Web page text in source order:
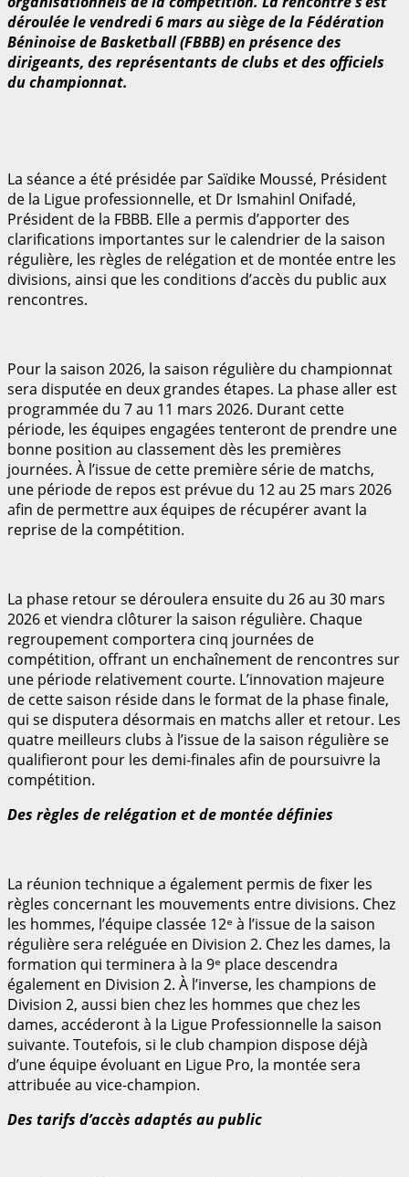
déroulée le vendredi 6 mars au siège de la Fédération
Béninoise de Basketball (FBBB) en présence des
dirigeants, des représentants de clubs et des officiels
du championnat.
La séance a été présidée par Saïdike Moussé, Président
de la Ligue professionnelle, et Dr Ismahinl Onifadé,
Président de la FBBB. Elle a permis d’apporter des
clarifications importantes sur le calendrier de la saison
régulière, les règles de relégation et de montée entre les
divisions, ainsi que les conditions d’accès du public aux
rencontres.
Pour la saison 2026, la saison régulière du championnat
sera disputée en deux grandes étapes. La phase aller est
programmée du 7 au 11 mars 2026. Durant cette
période, les équipes engagées tenteront de prendre une
bonne position au classement dès les premières
journées. À l’issue de cette première série de matchs,
une période de repos est prévue du 12 au 25 mars 2026
afin de permettre aux équipes de récupérer avant la
reprise de la compétition.
La phase retour se déroulera ensuite du 26 au 30 mars
2026 et viendra clôturer la saison régulière. Chaque
regroupement comportera cinq journées de
compétition, offrant un enchaînement de rencontres sur
une période relativement courte. L’innovation majeure
de cette saison réside dans le format de la phase finale,
qui se disputera désormais en matchs aller et retour. Les
quatre meilleurs clubs à l’issue de la saison régulière se
qualifieront pour les demi-finales afin de poursuivre la
compétition.
Des règles de relégation et de montée définies
La réunion technique a également permis de fixer les
règles concernant les mouvements entre divisions. Chez
les hommes, l’équipe classée 12ᵉ à l’issue de la saison
régulière sera reléguée en Division 2. Chez les dames, la
formation qui terminera à la 9ᵉ place descendra
également en Division 2. À l’inverse, les champions de
Division 2, aussi bien chez les hommes que chez les
dames, accéderont à la Ligue Professionnelle la saison
suivante. Toutefois, si le club champion dispose déjà
d’une équipe évoluant en Ligue Pro, la montée sera
attribuée au vice-champion.
Des tarifs d’accès adaptés au public